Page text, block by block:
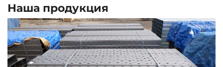
Наша продукция